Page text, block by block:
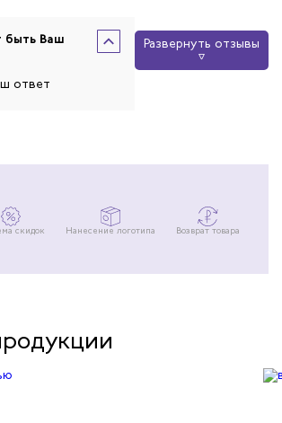
быть Ваш
ответ
Развернуть отзывы
скидок Нанесение логотипа Возврат товара